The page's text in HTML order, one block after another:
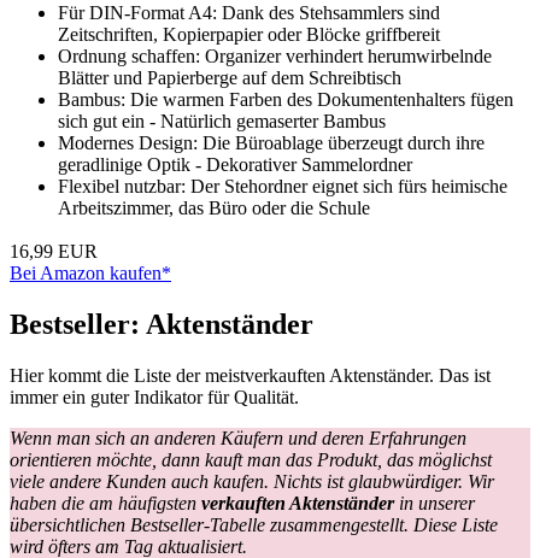
Für DIN-Format A4: Dank des Stehsammlers sind
Zeitschriften, Kopierpapier oder Blöcke griffbereit
Ordnung schaffen: Organizer verhindert herumwirbelnde
Blätter und Papierberge auf dem Schreibtisch
Bambus: Die warmen Farben des Dokumentenhalters fügen
sich gut ein - Natürlich gemaserter Bambus
Modernes Design: Die Büroablage überzeugt durch ihre
geradlinige Optik - Dekorativer Sammelordner
Flexibel nutzbar: Der Stehordner eignet sich fürs heimische
Arbeitszimmer, das Büro oder die Schule
16,99 EUR
Bei Amazon kaufen*
Bestseller: Aktenständer
Hier kommt die Liste der meistverkauften Aktenständer. Das ist
immer ein guter Indikator für Qualität.
Wenn man sich an anderen Käufern und deren Erfahrungen
orientieren möchte, dann kauft man das Produkt, das möglichst
viele andere Kunden auch kaufen. Nichts ist glaubwürdiger. Wir
haben die am häufigsten verkauften Aktenständer in unserer
übersichtlichen Bestseller-Tabelle zusammengestellt. Diese Liste
wird öfters am Tag aktualisiert.